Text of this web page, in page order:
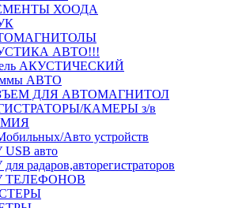
ХООДА
АВТО!!!
АКУСТИЧЕСКИЙ
АВТО
ДЛЯ АВТОМАГНИТОЛ
КАМЕРЫ з/в
Авто устройств
авто
радаров,авторегистраторов
ТЕЛЕФОНОВ